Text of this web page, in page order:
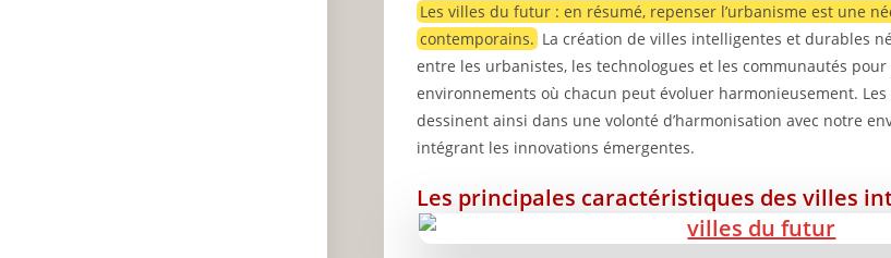
Les villes du futur : en résumé, repenser l’urbanisme est une
contemporains. La création de villes intelligentes et durables
entre les urbanistes, les technologues et les communautés pour
environnements où chacun peut évoluer harmonieusement.
dessinent ainsi dans une volonté d’harmonisation avec notre
intégrant les innovations émergentes.
Les principales caractéristiques des villes